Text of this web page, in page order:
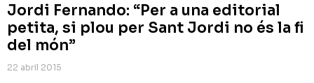
Jordi Fernando: “Per a una editorial
petita, si plou per Sant Jordi no és la fi
del món”
22 abril 2015